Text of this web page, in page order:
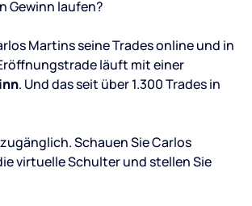
Gewinn laufen?
Martins seine Trades online und in
läuft mit einer
. Und das seit über 1.300 Trades in
Schauen Sie Carlos
virtuelle Schulter und stellen Sie